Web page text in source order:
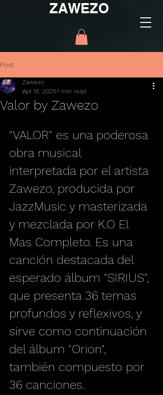
ZAWEZO
Post
Valor by Zawezo
Zawezo
Apr 18, 20251 min read
"VALOR" es una poderosa
obra musical
interpretada por el artista
Zawezo, producida por
JazzMusic y masterizada
y mezclada por K.O El
Mas Completo. Es una
canción destacada del
esperado álbum "SIRIUS",
que presenta 36 temas
profundos y reflexivos, y
sirve como continuación
del álbum "Orion",
también compuesto por
36 canciones.